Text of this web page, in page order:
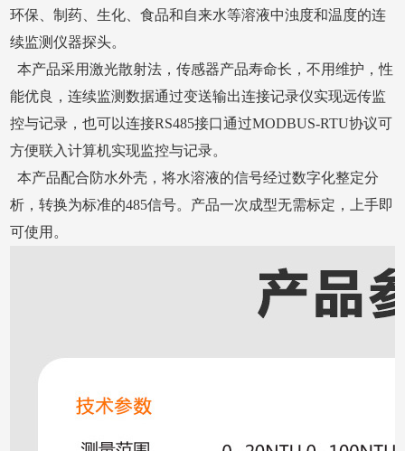
环保、制药、生化、食品和自来水等溶液中浊度和温度的连
续监测仪器探头。
本产品采用激光散射法，传感器产品寿命长，不用维护，性
能优良，连续监测数据通过变送输出连接记录仪实现远传监
控与记录，也可以连接RS485接口通过MODBUS-RTU协议可
方便联入计算机实现监控与记录。
本产品配合防水外壳，将水溶液的信号经过数字化整定分
析，转换为标准的485信号。产品一次成型无需标定，上手即
可使用。